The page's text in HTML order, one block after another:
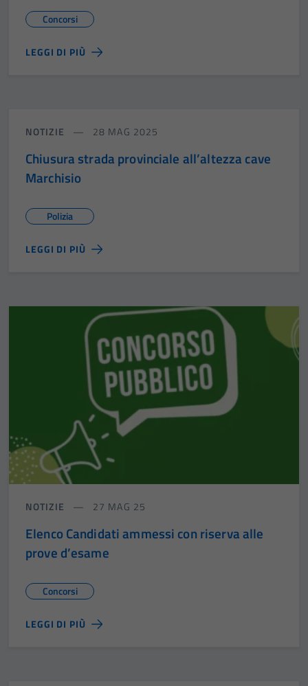
Concorsi
LEGGI DI PIÙ
NOTIZIE 28 MAG 2025
Chiusura strada provinciale all’altezza cave
Marchisio
Polizia
LEGGI DI PIÙ
NOTIZIE 27 MAG 25
Elenco Candidati ammessi con riserva alle
prove d’esame
Concorsi
LEGGI DI PIÙ